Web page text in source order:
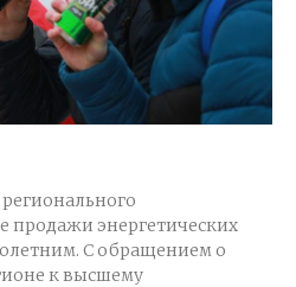
продажи энергетических
С обращением о
к высшему